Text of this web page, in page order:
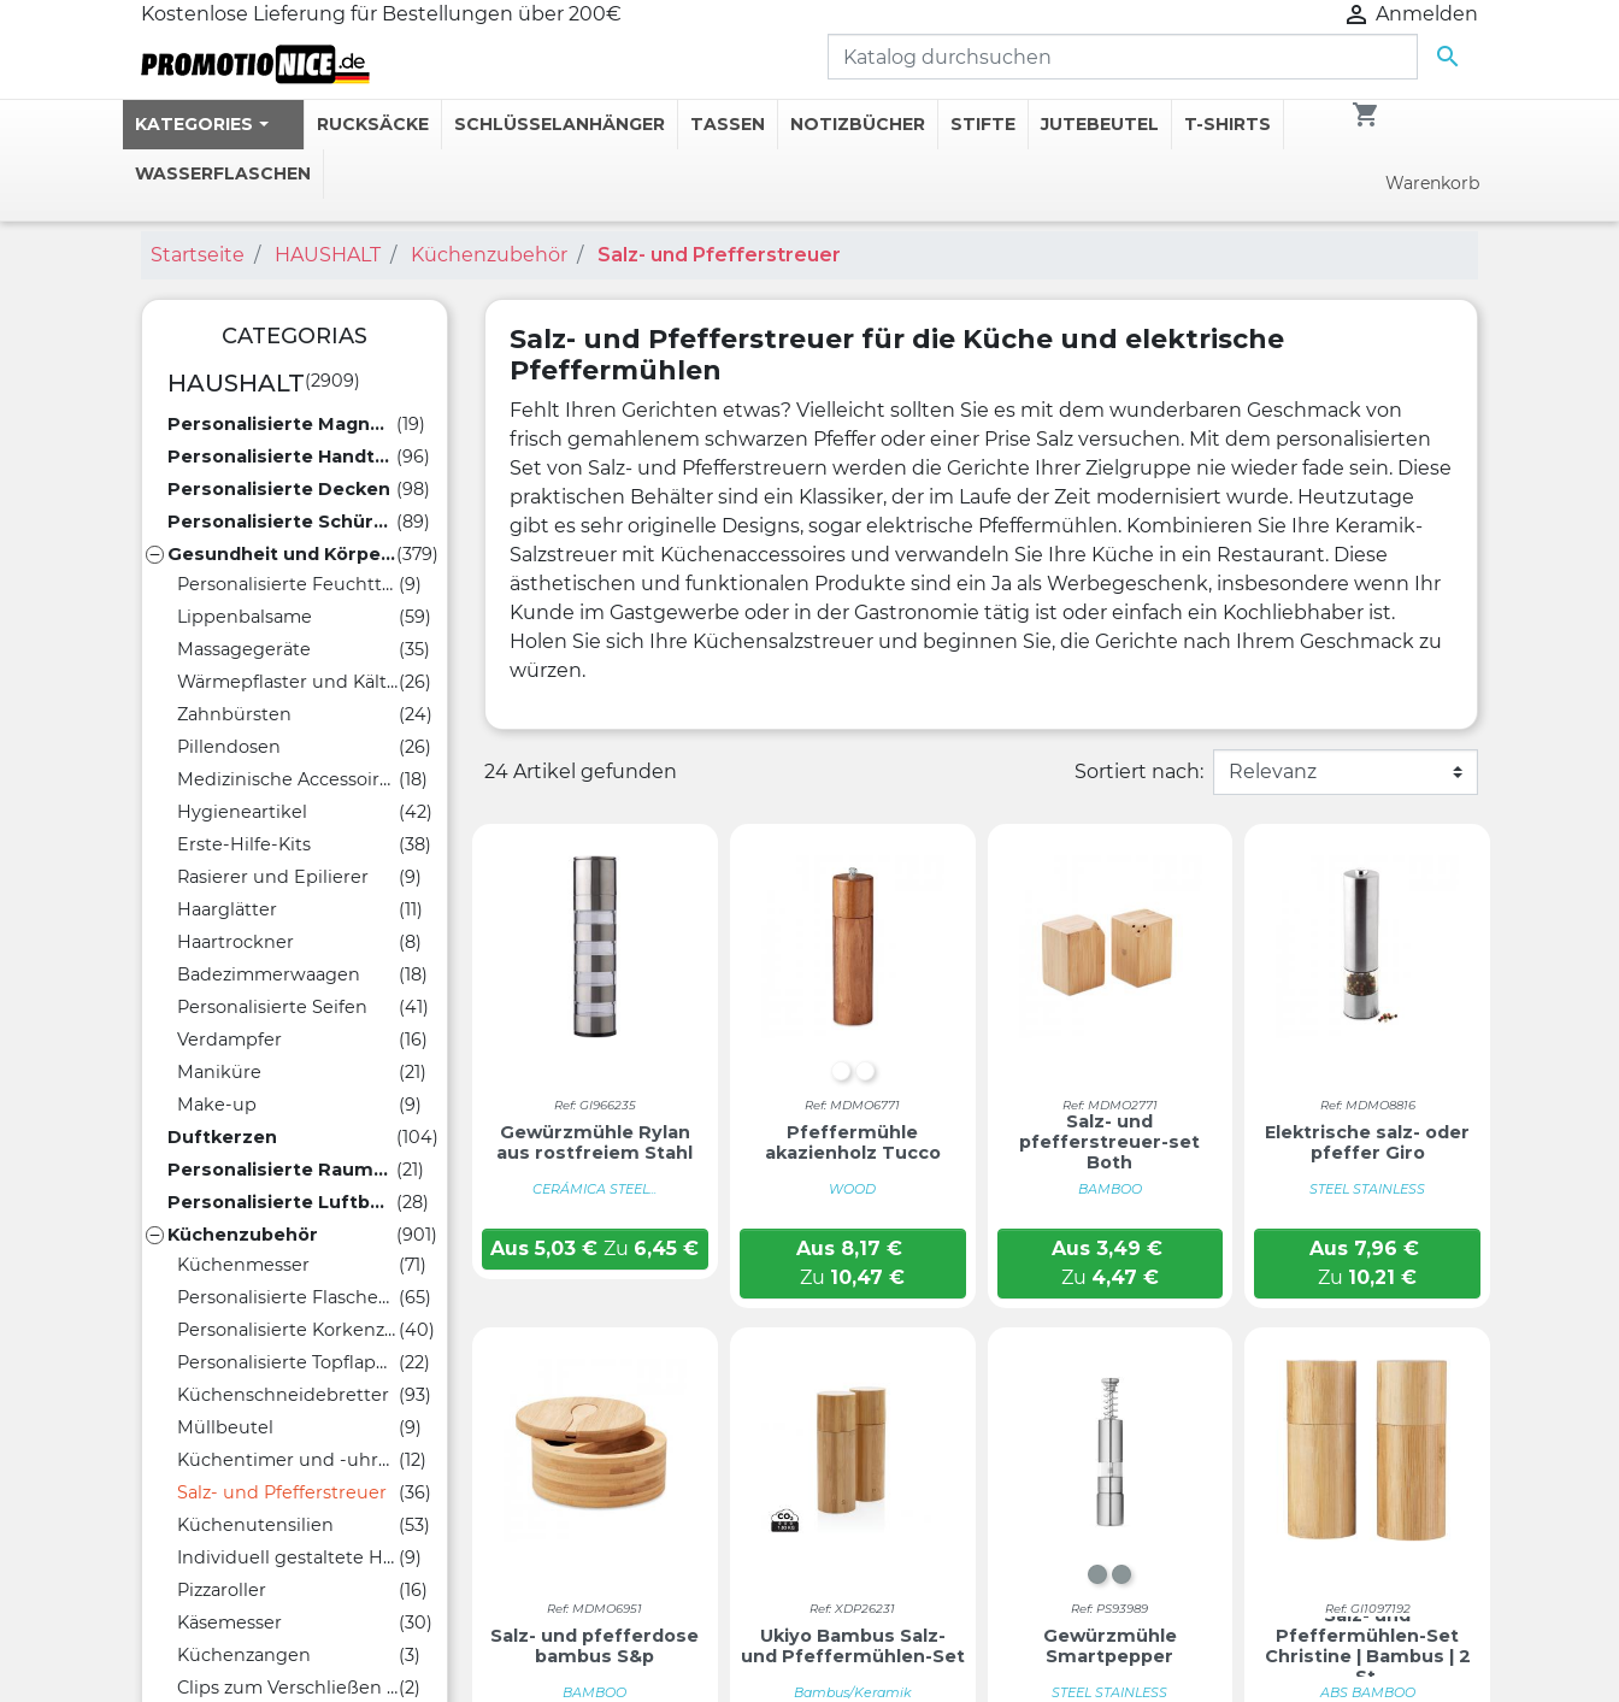
Kostenlose Lieferung für Bestellungen über 200€  Anmelden

KATEGORIES
Personalisierte Tassen
Personalisierte Thermobecher
Personalisierte Untersetzer
Personalisierte Flachmänner
Mehr sehen Getränkekategorien
RUCKSÄCKE SCHLÜSSELANHÄNGER TASSEN NOTIZBÜCHER STIFTE JUTEBEUTEL T-SHIRTS
WASSERFLASCHEN
shopping_cart
Warenkorb
Startseite HAUSHALT Küchenzubehör Salz- und Pfefferstreuer
CATEGORIAS
HAUSHALT(2909)
Personalisierte Magnete
(19)
Personalisierte Handtücher (96)
Personalisierte Decken (98)
Personalisierte Schürzen (89)
 Gesundheit und Körperpflege(379)
Personalisierte Feuchttücher (9)
Lippenbalsame
(59)
Massagegeräte
(35)
Wärmepflaster und Kältegel-Packs(26)
Zahnbürsten
(24)
Pillendosen
(26)
Medizinische Accessoires (18)
Hygieneartikel
(42)
Erste-Hilfe-Kits
(38)
Rasierer und Epilierer
(9)
Haarglätter
(11)
Haartrockner
(8)
Badezimmerwaagen
(18)
Personalisierte Seifen
(41)
Verdampfer
(16)
Maniküre
(21)
Make-up
(9)
Duftkerzen
(104)
Personalisierte Raumduftspender (21)
Personalisierte Luftbefeuchter
(28)
 Küchenzubehör
(901)
Küchenmesser
(71)
Personalisierte Flaschenöffner (65)
Personalisierte Korkenzieher (40)
Personalisierte Topflappen
(22)
Küchenschneidebretter (93)
Müllbeutel
(9)
Küchentimer und -uhren (12)
Salz- und Pfefferstreuer
(36)
Küchenutensilien
(53)
Individuell gestaltete Holzlöffel (9)
Pizzaroller
(16)
Käsemesser
(30)
Küchenzangen
(3)
Clips zum Verschließen von Beuteln(2)
Salz- und Pfefferstreuer für die Küche und elektrische
Pfeffermühlen
Fehlt Ihren Gerichten etwas? Vielleicht sollten Sie es mit dem wunderbaren Geschmack von
frisch gemahlenem schwarzen Pfeffer oder einer Prise Salz versuchen. Mit dem personalisierten
Set von Salz- und Pfefferstreuern werden die Gerichte Ihrer Zielgruppe nie wieder fade sein. Diese
praktischen Behälter sind ein Klassiker, der im Laufe der Zeit modernisiert wurde. Heutzutage
gibt es sehr originelle Designs, sogar elektrische Pfeffermühlen. Kombinieren Sie Ihre Keramik-
Salzstreuer mit Küchenaccessoires und verwandeln Sie Ihre Küche in ein Restaurant. Diese
ästhetischen und funktionalen Produkte sind ein Ja als Werbegeschenk, insbesondere wenn Ihr
Kunde im Gastgewerbe oder in der Gastronomie tätig ist oder einfach ein Kochliebhaber ist.
Holen Sie sich Ihre Küchensalzstreuer und beginnen Sie, die Gerichte nach Ihrem Geschmack zu
würzen.
24 Artikel gefunden Sortiert nach:
Ref: GI966235
Gewürzmühle Rylan
aus rostfreiem Stahl
CERÁMICA STEEL...
Aus 5,03€ Zu 6,45€
HOLZHolz
Ref: MDMO6771
Pfeffermühle
akazienholz Tucco
WOOD
Aus 8,17€
Zu 10,47€
Ref: MDMO2771
Salz- und
pfefferstreuer-set
Both
BAMBOO
Aus3,49 €
Zu 4,47 €
Ref: MDMO8816
Elektrische salz- oder
pfeffer Giro
STEEL STAINLESS
Aus 7,96€
Zu 10,21€
Ref: MDMO6951
Salz- und pfefferdose
bambus S&p
BAMBOO
Ref: XDP26231
Ukiyo Bambus Salz-
und Pfeffermühlen-Set
Bambus/Keramik
Chrom mattiert
CHROM MATTIERT
Ref: PS93989
Gewürzmühle
Smartpepper
STEEL STAINLESS
Ref: GI1097192
Salz- und
Pfeffermühlen-Set
Christine | Bambus | 2
St.
ABS BAMBOO